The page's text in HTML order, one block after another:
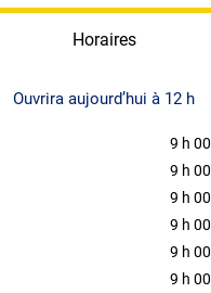
Horaires
Ouvrira aujourd’hui à 12 h
9 h 00
9 h 00
9 h 00
9 h 00
9 h 00
9 h 00